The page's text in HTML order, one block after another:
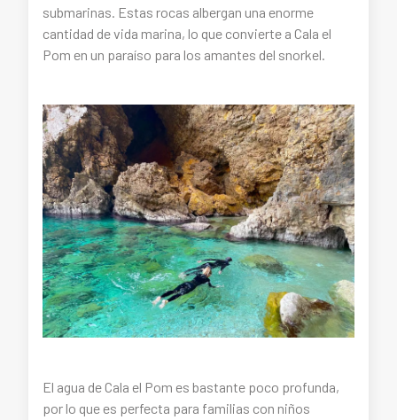
submarinas. Estas rocas albergan una enorme
cantidad de vida marina, lo que convierte a Cala el
Pom en un paraíso para los amantes del snorkel.
El agua de Cala el Pom es bastante poco profunda,
por lo que es perfecta para familias con niños